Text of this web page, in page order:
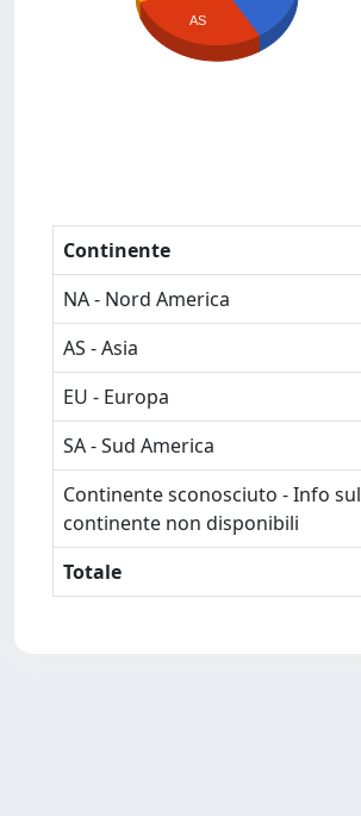
AS
Continente
NA - Nord America
AS - Asia
EU - Europa
SA - Sud America
Continente sconosciuto - Info sul
continente non disponibili
Totale